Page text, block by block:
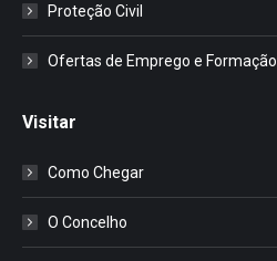
Proteção Civil
Ofertas de Emprego e Formação
Visitar
Como Chegar
O Concelho